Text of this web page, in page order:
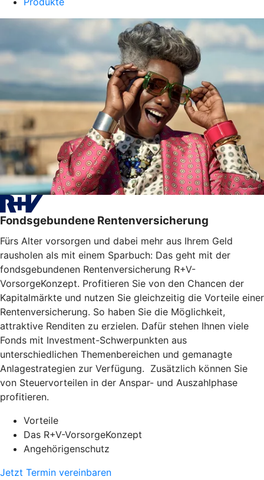
Fondsgebundene Rentenversicherung
Fürs Alter vorsorgen und dabei mehr aus Ihrem Geld
rausholen als mit einem Sparbuch: Das geht mit der
fondsgebundenen Rentenversicherung R+V-
VorsorgeKonzept. Profitieren Sie von den Chancen der
Kapitalmärkte und nutzen Sie gleichzeitig die Vorteile einer
Rentenversicherung. So haben Sie die Möglichkeit,
attraktive Renditen zu erzielen. Dafür stehen Ihnen viele
Fonds mit Investment-Schwerpunkten aus
unterschiedlichen Themenbereichen und gemanagte
Anlagestrategien zur Verfügung. Zusätzlich können Sie
von Steuervorteilen in der Anspar- und Auszahlphase
profitieren.
Vorteile
Das R+V-VorsorgeKonzept
Angehörigenschutz
Jetzt Termin vereinbaren